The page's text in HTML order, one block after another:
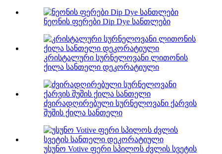
ნეონის ფერები Dip Dye სანთლები
კრისტალური სურნელოვანი ლითონის
ქილა სანთელი დეკორატიული
ძვირადღირებული სურნელოვანი ქარვის
შუშის ქილა სანთელი
უსუნო Votive ფერი სპილოს ძვლის სვეტის